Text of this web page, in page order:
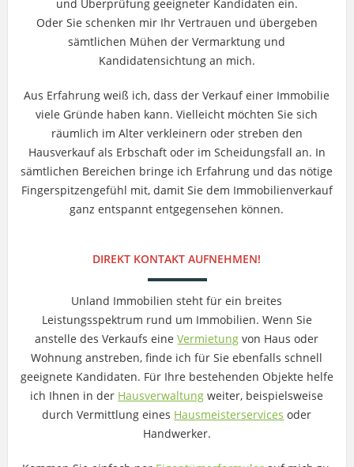
und Überprüfung geeigneter Kandidaten ein.
Oder Sie schenken mir Ihr Vertrauen und übergeben
sämtlichen Mühen der Vermarktung und
Kandidatensichtung an mich.
Aus Erfahrung weiß ich, dass der Verkauf einer Immobilie
viele Gründe haben kann. Vielleicht möchten Sie sich
räumlich im Alter verkleinern oder streben den
Hausverkauf als Erbschaft oder im Scheidungsfall an. In
sämtlichen Bereichen bringe ich Erfahrung und das nötige
Fingerspitzengefühl mit, damit Sie dem Immobilienverkauf
ganz entspannt entgegensehen können.
DIREKT KONTAKT AUFNEHMEN!
Unland Immobilien steht für ein breites
Leistungsspektrum rund um Immobilien. Wenn Sie
anstelle des Verkaufs eineVermietung von Haus oder
Wohnung anstreben, finde ich für Sie ebenfalls schnell
geeignete Kandidaten. Für Ihre bestehenden Objekte helfe
ich Ihnen in der Hausverwaltung weiter, beispielsweise
durch Vermittlung eines Hausmeisterservices oder
Handwerker.